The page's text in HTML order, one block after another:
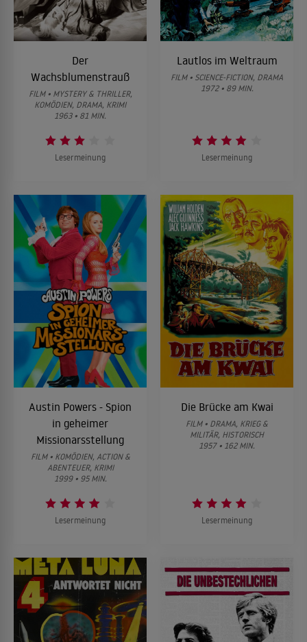
Der
Wachsblumenstrauß
FILM • MYSTERY & THRILLER,
KOMÖDIEN, DRAMA, KRIMI
1963 • 81 MIN.
Lesermeinung
Lautlos im Weltraum
FILM • SCIENCE-FICTION, DRAMA
1972 • 89 MIN.
Lesermeinung
Austin Powers - Spion
in geheimer
Missionarsstellung
FILM • KOMÖDIEN, ACTION &
ABENTEUER, KRIMI
1999 • 95 MIN.
Lesermeinung
Die Brücke am Kwai
FILM • DRAMA, KRIEG &
MILITÄR, HISTORISCH
1957 • 162 MIN.
Lesermeinung